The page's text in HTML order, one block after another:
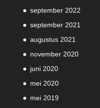
september 2022
september 2021
augustus 2021
november 2020
juni 2020
mei 2020
mei 2019